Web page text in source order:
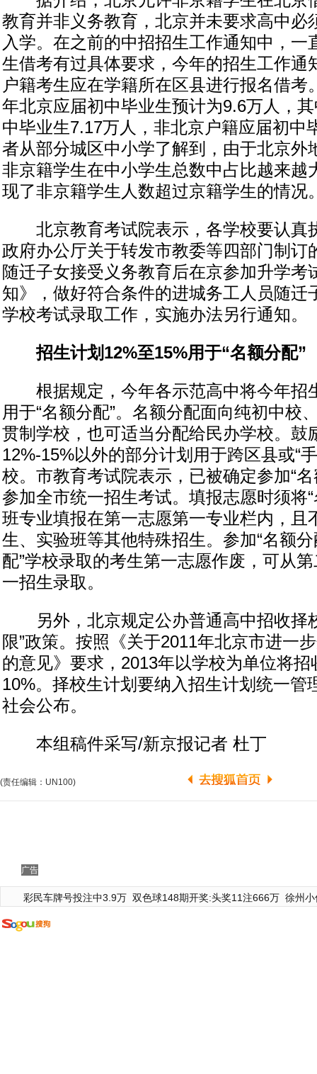
教育并非义务教育，北京并未要求高中必
入学。在之前的中招招生工作通知中，一
生借考有过具体要求，今年的招生工作通
户籍考生应在学籍所在区县进行报名借考
年北京应届初中毕业生预计为9.6万人，
中毕业生7.17万人，非北京户籍应届初中
者从部分城区中小学了解到，由于北京外
非京籍学生在中小学生总数中占比越来越
现了非京籍学生人数超过京籍学生的情况
北京教育考试院表示，各学校要认真
政府办公厅关于转发市教委等四部门制订
随迁子女接受义务教育后在京参加升学考
知》，做好符合条件的进城务工人员随迁
学校考试录取工作，实施办法另行通知。
招生计划12%至15%用于“名额分配”
根据规定，今年各示范高中将今年招
用于“名额分配”。名额分配面向纯初中校
贯制学校，也可适当分配给民办学校。鼓
12%-15%以外的部分计划用于跨区县或“
校。市教育考试院表示，已被确定参加“
参加全市统一招生考试。填报志愿时须将
班专业填报在第一志愿第一专业栏内，且
生、实验班等其他特殊招生。参加“名额分
配”学校录取的考生第一志愿作废，可从
一招生录取。
另外，北京规定公办普通高中招收择
限”政策。按照《关于2011年北京市进一
的意见》要求，2013年以学校为单位将
10%。择校生计划要纳入招生计划统一管
社会公布。
本组稿件采写/新京报记者 杜丁
(责任编辑：UN100)
广告
彩民车牌号投注中3.9万 双色球148期开奖:头奖11注666万 徐州